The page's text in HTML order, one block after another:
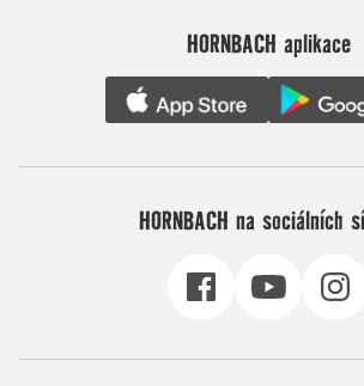
HORNBACH aplikace
HORNBACH na sociálních